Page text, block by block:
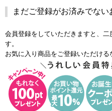
まだご登録がお済みでない
会員登録をしていただきますと、
す。
お気に入り商品をご登録いただける